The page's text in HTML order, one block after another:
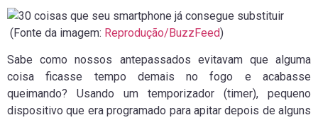
(Fonte da imagem: Reprodução/BuzzFeed)
Sabe como nossos antepassados evitavam que alguma
coisa ficasse tempo demais no fogo e acabasse
queimando? Usando um temporizador (timer), pequeno
dispositivo que era programado para apitar depois de alguns